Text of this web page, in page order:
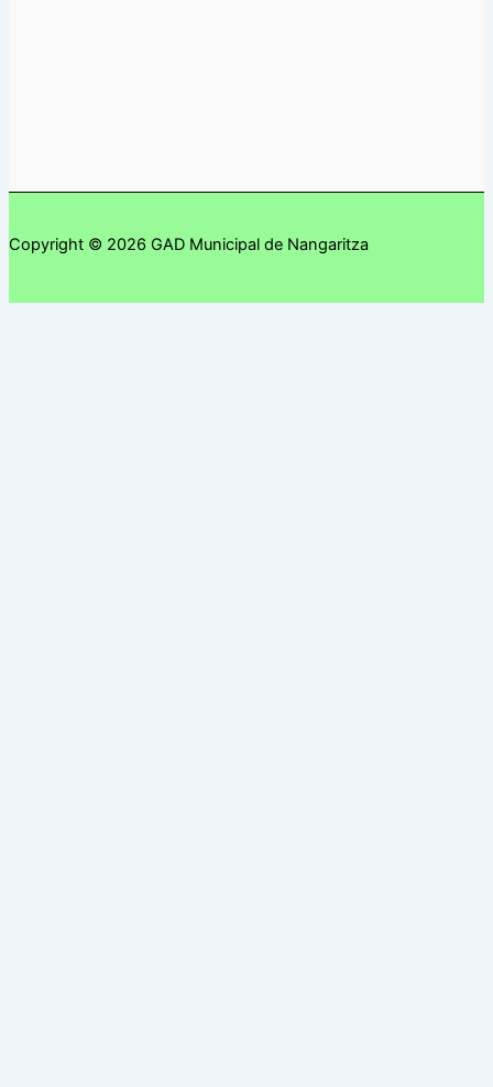
Copyright © 2026 GAD Municipal de Nangaritza